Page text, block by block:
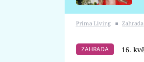
Prima Living ■ Zahrada
ZAHRADA 16.